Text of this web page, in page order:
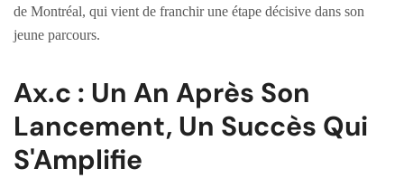
de Montréal, qui vient de franchir une étape décisive dans son
jeune parcours.
Ax.c : Un An Après Son
Lancement, Un Succès Qui
S'Amplifie